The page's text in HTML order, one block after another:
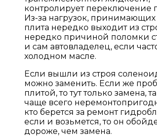
контролирует переключение
Из-за нагрузок, принимающих
плита нередко выходит из
нередко причиной поломки
и сам автовладелец, если
холодном масле.
Если вышли из строя
можно заменить. Если же
плитой, то тут только замена,
чаще всего
кто берется за ремонт
если и возьмется, то он
дороже, чем замена.